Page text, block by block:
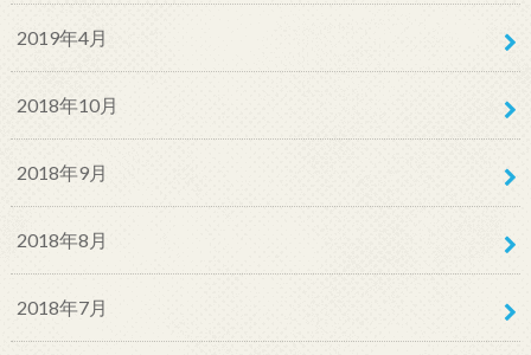
2019年4月
2018年10月
2018年9月
2018年8月
2018年7月